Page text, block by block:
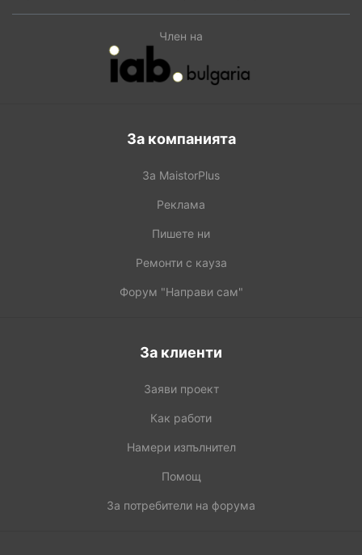
Член на
За компанията
За MaistorPlus
Реклама
Пишете ни
Ремонти с кауза
Форум "Направи сам"
За клиенти
Заяви проект
Как работи
Намери изпълнител
Помощ
За потребители на форума